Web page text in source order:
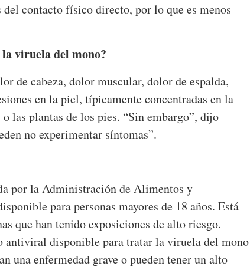
del contacto físico directo, por lo que es menos
la viruela del mono?
de cabeza, dolor muscular, dolor de espalda,
en la piel, típicamente concentradas en la
las plantas de los pies. “Sin embargo”, dijo
no experimentar síntomas”.
por la Administración de Alimentos y
para personas mayores de 18 años. Está
que han tenido exposiciones de alto riesgo.
antiviral disponible para tratar la viruela del mono
una enfermedad grave o pueden tener un alto